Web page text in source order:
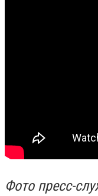
Фото пресс-